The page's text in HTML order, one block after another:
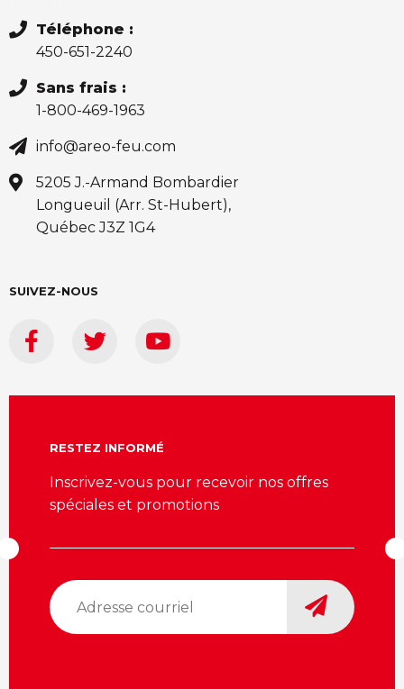
Téléphone :
450-651-2240
Sans frais :
1-800-469-1963
info@areo-feu.com
5205 J.-Armand Bombardier
Longueuil (Arr. St-Hubert),
Québec J3Z 1G4
SUIVEZ-NOUS
RESTEZ INFORMÉ
Inscrivez-vous pour recevoir nos offres
spéciales et promotions
Adresse
courriel